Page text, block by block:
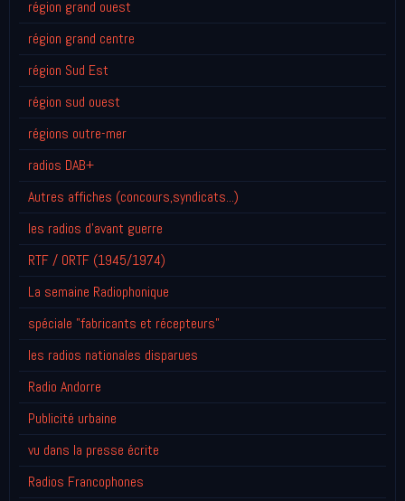
région grand ouest
région grand centre
région Sud Est
région sud ouest
régions outre-mer
radios DAB+
Autres affiches (concours,syndicats...)
les radios d'avant guerre
RTF / ORTF (1945/1974)
La semaine Radiophonique
spéciale "fabricants et récepteurs"
les radios nationales disparues
Radio Andorre
Publicité urbaine
vu dans la presse écrite
Radios Francophones